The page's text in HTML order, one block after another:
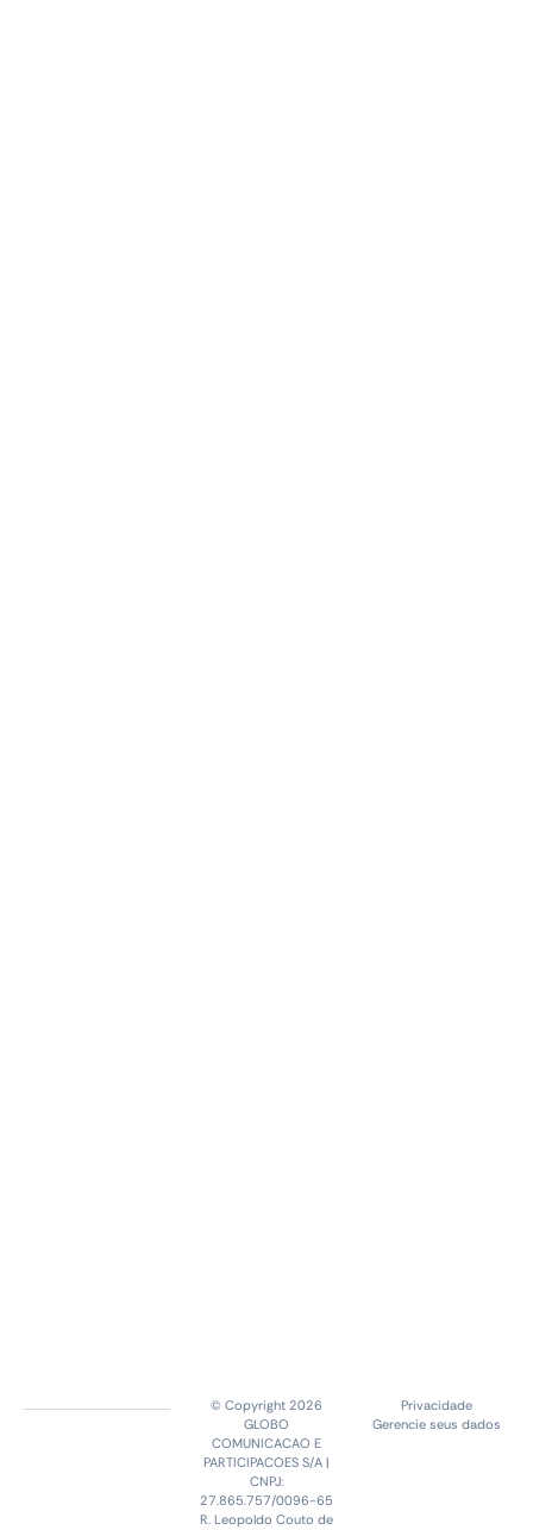
© Copyright 2026
GLOBO
COMUNICACAO E
PARTICIPACOES S/A |
CNPJ:
27.865.757/0096-65
R. Leopoldo Couto de
Privacidade
Gerencie seus dados